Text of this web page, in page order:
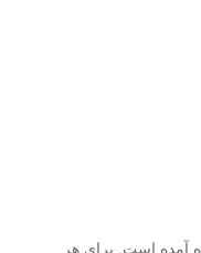
آمده است. برای هر